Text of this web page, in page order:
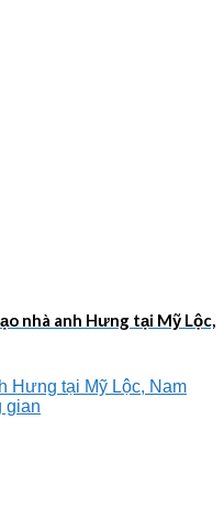
nhà anh Hưng tại Mỹ Lộc,
Hưng tại Mỹ Lộc, Nam
gian